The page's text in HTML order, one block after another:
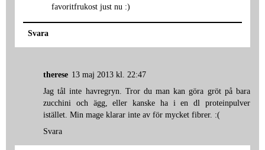
favoritfrukost just nu :)
Svara
therese 13 maj 2013 kl. 22:47
Jag tål inte havregryn. Tror du man kan göra gröt på bara
zucchini och ägg, eller kanske ha i en dl proteinpulver
istället. Min mage klarar inte av för mycket fibrer. :(
Svara